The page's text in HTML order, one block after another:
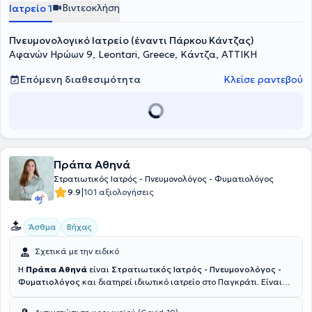
Ιατρείο 1 Βιντεοκλήση
Πνευμονολογικό Ιατρείο (έναντι Πάρκου Κάντζας)
Αφανών Ηρώων 9, Leontari, Greece, Κάντζα, ΑΤΤΙΚΗ
Επόμενη διαθεσιμότητα
Κλείσε ραντεβού
Πράπα Αθηνά
Στρατιωτικός Ιατρός - Πνευμονολόγος - Φυματιολόγος
9.9|101 αξιολογήσεις
Άσθμα Βήχας
Σχετικά με την ειδικό
Η Πράπα Αθηνά είναι Στρατιωτικός Ιατρός - Πνευμονολόγος -
Φυματιολόγος και διατηρεί ιδιωτικό ιατρείο στο Παγκράτι. Είναι
Θεσσαλονίκης και της Στρατιωτικής Σχολής Αξιωματικών